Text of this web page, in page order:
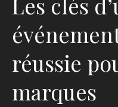
réussie
marques